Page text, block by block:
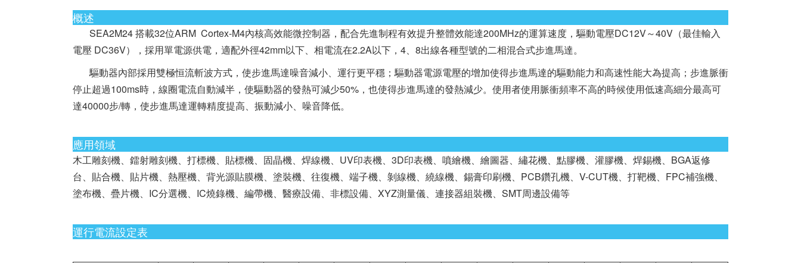
概述
SEA2M24 搭載32位ARM Cortex-M4內核高效能微控制器，配合先進制程有效提升整體效能達200MHz的運算速度，驅動電壓DC12V～40V（最佳輸入
電壓 DC36V），採用單電源供電，適配外徑42mm以下、相電流在2.2A以下，4、8出線各種型號的二相混合式步進馬達。
驅動器內部採用雙極恒流斬波方式，使步進馬達噪音減小、運行更平穩；驅動器電源電壓的增加使得步進馬達的驅動能力和高速性能大為提高；步進脈衝
停止超過100ms時，線圈電流自動減半，使驅動器的發熱可減少50%，也使得步進馬達的發熱減少。使用者使用脈衝頻率不高的時候使用低速高細分最高可
達40000步/轉，使步進馬達運轉精度提高、振動減小、噪音降低。
應用領域
木工雕刻機、鐳射雕刻機、打標機、貼標機、固晶機、焊線機、UV印表機、3D印表機、噴繪機、繪圖器、繡花機、點膠機、灌膠機、焊錫機、BGA返修
台、貼合機、貼片機、熱壓機、背光源貼膜機、塗裝機、往復機、端子機、剝線機、繞線機、錫膏印刷機、PCB鑽孔機、V-CUT機、打靶機、FPC補強機、
塗布機、疊片機、IC分選機、IC燒錄機、編帶機、醫療設備、非標設備、XYZ測量儀、連接器組裝機、SMT周邊設備等
運行電流設定表